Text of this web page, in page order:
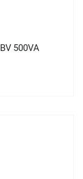
500VA